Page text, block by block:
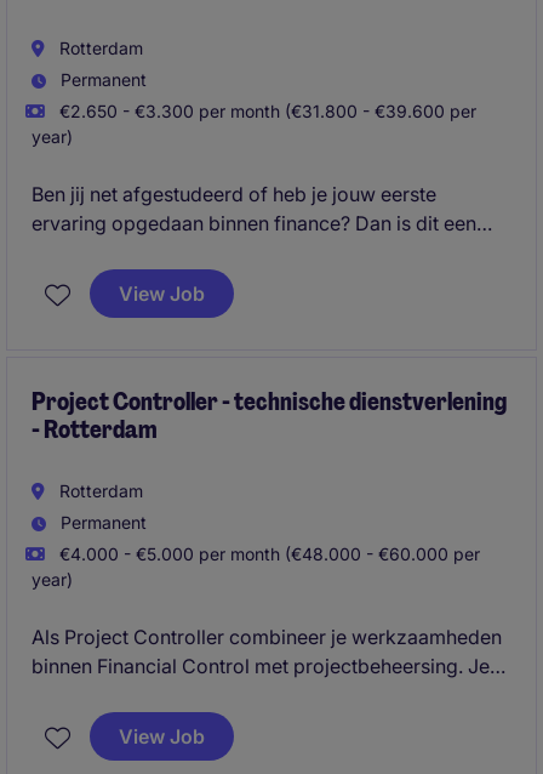
Rotterdam
Permanent
€2.650 - €3.300 per month (€31.800 - €39.600 per
year)
Ben jij net afgestudeerd of heb je jouw eerste
ervaring opgedaan binnen finance? Dan is dit een
Junior Financieel Medewerker ondersteun je de
financiële afdeling bij uiteenlopende administratieve
View Job
Project Controller - technische dienstverlening
- Rotterdam
Rotterdam
Permanent
€4.000 - €5.000 per month (€48.000 - €60.000 per
year)
Als Project Controller combineer je werkzaamheden
binnen Financial Control met projectbeheersing. Je
controlcyclus als de voortgang, risico's en resultaten
van meerdere langlopende projecten.
View Job